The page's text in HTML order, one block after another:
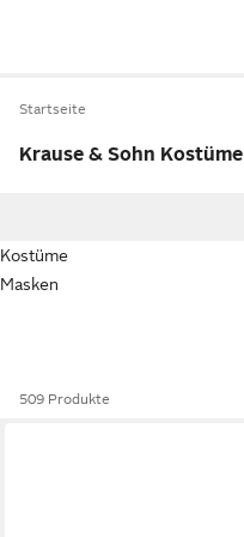
Startseite
Krause & Sohn Kostüme
Kostüme
Masken
509 Produkte